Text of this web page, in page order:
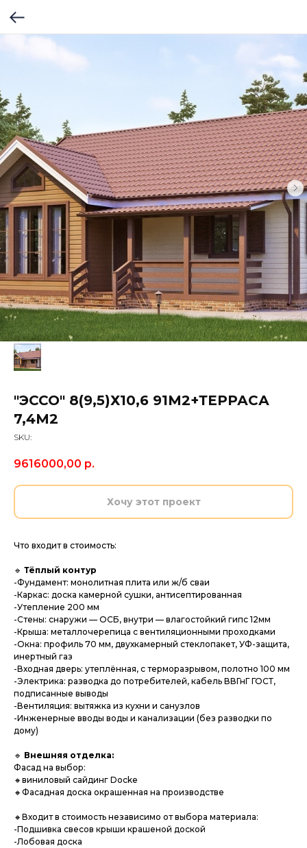
"ЭССО" 8(9,5)Х10,6 91М2+ТЕРРАСА
7,4М2
SKU:
9616000,00 р.
Хочу этот проект
Что входит в стоимость:
🔹 Тёплый контур
-Фундамент: монолитная плита или ж/б сваи
-Каркас: доска камерной сушки, антисептированная
-Утепление 200 мм
-Стены: снаружи — ОСБ, внутри — влагостойкий гипс 12мм
-Крыша: металлочерепица с вентиляционными проходками
-Окна: профиль 70 мм, двухкамерный стеклопакет, УФ-защита,
инертный газ
-Входная дверь: утеплённая, с терморазрывом, полотно 100 мм
-Электрика: разводка до потребителей, кабель ВВГнГ ГОСТ,
подписанные выводы
-Вентиляция: вытяжка из кухни и санузлов
-Инженерные вводы воды и канализации (без разводки по
дому)
🔹 Внешняя отделка:
Фасад на выбор:
🔸виниловый сайдинг Docke
🔸Фасадная доска окрашенная на производстве
🔸Входит в стоимость независимо от выбора материала:
-Подшивка свесов крыши крашеной доской
-Лобовая доска